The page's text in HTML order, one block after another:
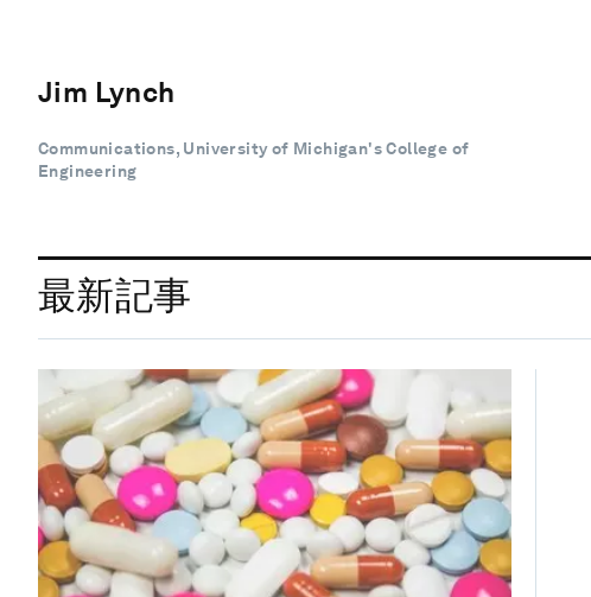
Jim Lynch
Communications, University of Michigan's College of
Engineering
最新記事